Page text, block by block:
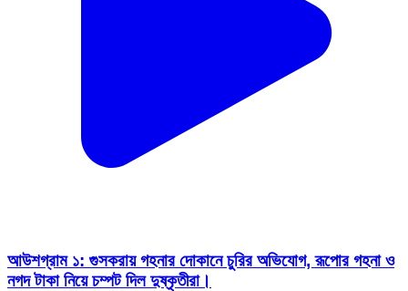
আউশগ্রাম ১: গুসকরায় গহনার দোকানে চুরির অভিযোগ, রূপোর গহনা ও
নগদ টাকা নিয়ে চম্পট দিল দুষ্কৃতীরা।